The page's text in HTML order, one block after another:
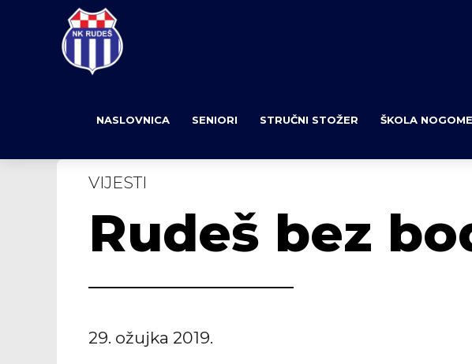
NASLOVNICA SENIORI STRUČNI STOŽER ŠKOLA
VIJESTI
Rudeš bez
29. ožujka 2019.